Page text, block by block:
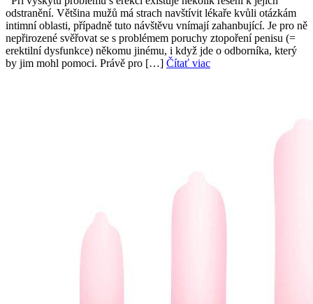
odstranění. Většina mužů má strach navštívit lékaře kvůli otázkám
intimní oblasti, případně tuto návštěvu vnímají zahanbující. Je pro ně
nepřirozené svěřovat se s problémem poruchy ztopoření penisu (=
erektilní dysfunkce) někomu jinému, i když jde o odborníka, který
by jim mohl pomoci. Právě pro […] Čítať viac